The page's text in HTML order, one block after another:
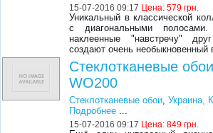
15-07-2016 09:17 Цена:579 грн.
Уникальный в классической
с диагональными
наклеенные "навстречу"
создают очень
Стеклотканевые
WO200
Стеклотканевые обои,Украина,
Подробнее ...
15-07-2016 09:17 Цена:849 грн.